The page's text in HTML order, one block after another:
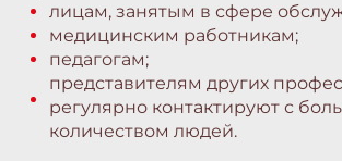
лицам, занятым в сфере
медицинским работникам;
педагогам;
представителям других
регулярно контактируют с
количеством людей.